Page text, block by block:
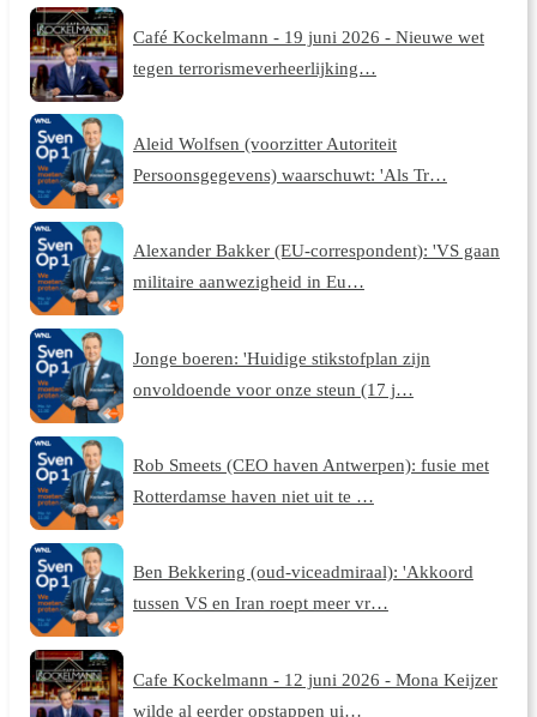
Café Kockelmann - 19 juni 2026 - Nieuwe wet
tegen terrorismeverheerlijking…
Aleid Wolfsen (voorzitter Autoriteit
Persoonsgegevens) waarschuwt: 'Als Tr…
Alexander Bakker (EU-correspondent): 'VS gaan
militaire aanwezigheid in Eu…
Jonge boeren: 'Huidige stikstofplan zijn
onvoldoende voor onze steun (17 j…
Rob Smeets (CEO haven Antwerpen): fusie met
Rotterdamse haven niet uit te …
Ben Bekkering (oud-viceadmiraal): 'Akkoord
tussen VS en Iran roept meer vr…
Cafe Kockelmann - 12 juni 2026 - Mona Keijzer
wilde al eerder opstappen ui…